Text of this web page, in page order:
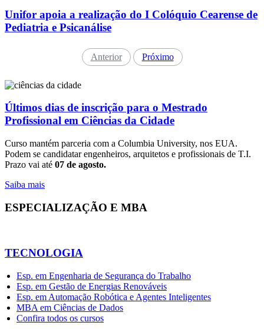
Unifor apoia a realização do I Colóquio Cearense de
Pediatria e Psicanálise
Anterior Próximo
Últimos dias de inscrição para o Mestrado
Profissional em Ciências da Cidade
Curso mantém parceria com a Columbia University, nos EUA.
Podem se candidatar engenheiros, arquitetos e profissionais de T.I.
Prazo vai até 07 de agosto.
Saiba mais
ESPECIALIZAÇÃO E MBA
TECNOLOGIA
Esp. em Engenharia de Segurança do Trabalho
Esp. em Gestão de Energias Renováveis
Esp. em Automação Robótica e Agentes Inteligentes
MBA em Ciências de Dados
Confira todos os cursos